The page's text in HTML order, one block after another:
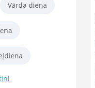
Vārda diena